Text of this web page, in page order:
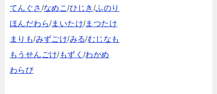
てんぐさ /なめこ/ひじき /ふのり
ほんだわら/まいたけ/まつたけ
まりも/みずごけ/みる/むじなも
もうせんごけ/もずく/わかめ
わらび